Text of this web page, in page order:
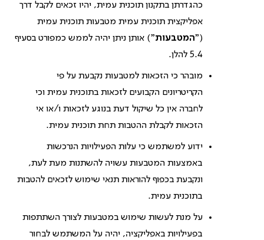
כהגדרתן בתקנון תוכנית עמית, יהיו זכאים לקבל דרך
אפליקצית תוכנית עמית מטבעות תוכנית עמית
("המטבעות") אותן ניתן יהיה לממש כמפורט בסעיף
מובהר כי הזכאות למטבעות נקבעת על פי
הקריטריונים הקבועים לזכאות בתוכנית עמית וכי
לחברה אין כל שיקול דעת בנוגע לזכאות ו/או אי
הזכאות לקבלת ההטבות תחת תוכנית עמית.
ידוע למשתמש כי עלות הפעילויות הנרכשות
באמצעות המטבעות עשויה להשתנות מעת לעת,
ונקבעת בכפוף להוראות תנאי שימוש לזכאים להטבות
בתוכנית עמית.
על מנת לעשות שימוש במטבעות לצורך השתתפות
בפעילויות באפליקציה, יהיה על המשתמש לבחור